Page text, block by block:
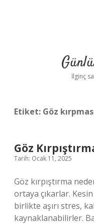
İlginç
Etiket: Göz
Göz
Tarih: Ocak 11, 2025
Göz kırpıştırma
ortaya çıkarlar.
birlikte aşırı stres,
kaynaklanabilirler.